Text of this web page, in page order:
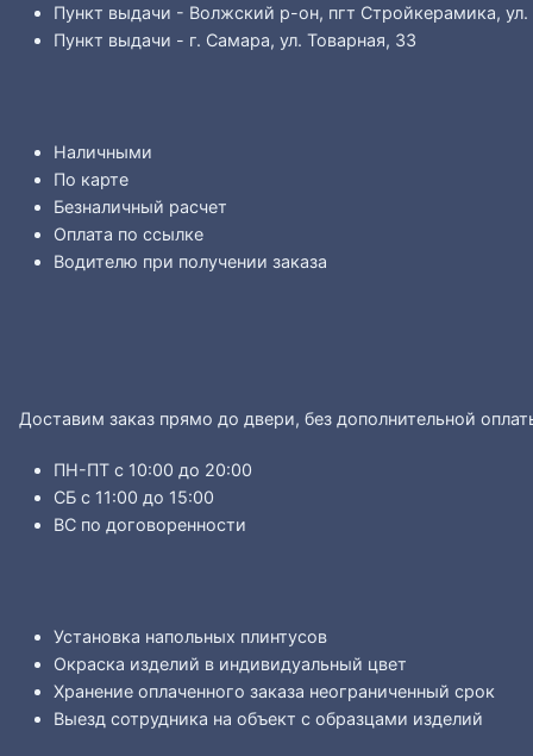
Пункт выдачи - Волжский р-он, пгт Стройкерамика,
Пункт выдачи - г. Самара, ул. Товарная, 33
Наличными
По карте
Безналичный расчет
Оплата по ссылке
Водителю при получении заказа
Доставим заказ прямо до двери, без дополнительной
ПН-ПТ с 10:00 до 20:00
СБ с 11:00 до 15:00
ВС по договоренности
Установка напольных плинтусов
Окраска изделий в индивидуальный цвет
Хранение оплаченного заказа неограниченный срок
Выезд сотрудника на объект с образцами изделий